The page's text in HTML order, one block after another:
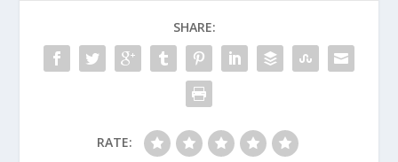
SHARE:
RATE: